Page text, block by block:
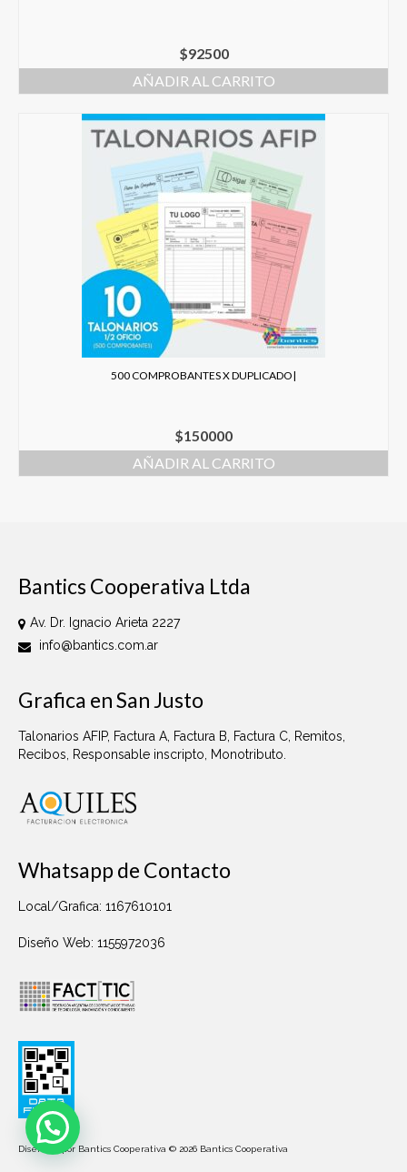
$92500
AÑADIR AL CARRITO
500 COMPROBANTES X DUPLICADO|
$150000
AÑADIR AL CARRITO
Bantics Cooperativa Ltda
Av. Dr. Ignacio Arieta 2227
info@bantics.com.ar
Grafica en San Justo
Talonarios AFIP, Factura A, Factura B, Factura C, Remitos,
Recibos, Responsable inscripto, Monotributo.
Whatsapp de Contacto
Local/Grafica: 1167610101
Diseño Web: 1155972036
Diseñado por Bantics Cooperativa © 2026 Bantics Cooperativa